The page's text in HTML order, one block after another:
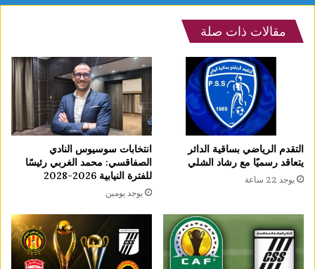
مقالات ذات صلة
التقدم الرياضي بساقية الدائر
يتعاقد رسميًا مع رشاد الشلي
يوجد 22 ساعة
انتخابات سوسيوس النادي
الصفاقسي: محمد الغربي رئيسًا
للفترة النيابية 2026-2028
يوجد يومين